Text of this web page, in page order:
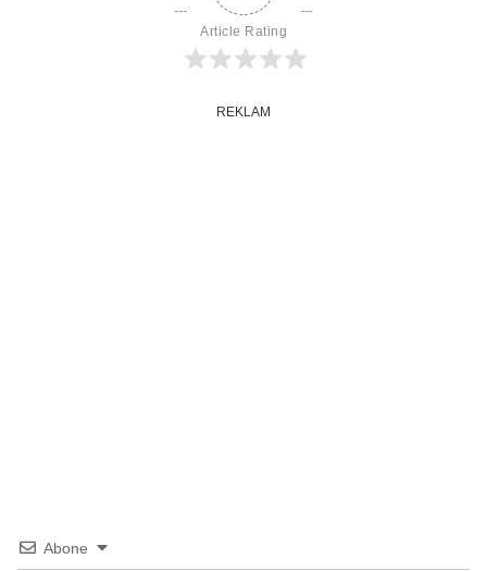
Article Rating
REKLAM
Abone